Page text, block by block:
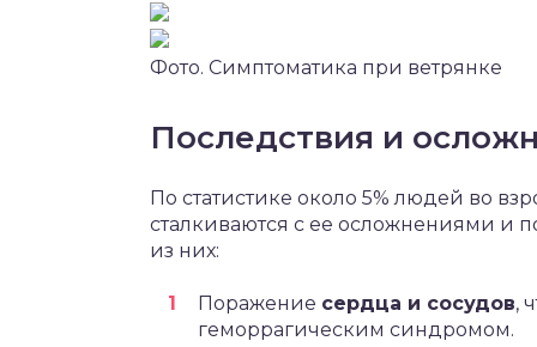
Фото. Симптоматика при ветрянке
Последствия и
По статистике около 5% людей во
сталкиваются с ее осложнениями и
из них:
Поражение сердца и сосудов,
геморрагическим синдромом.